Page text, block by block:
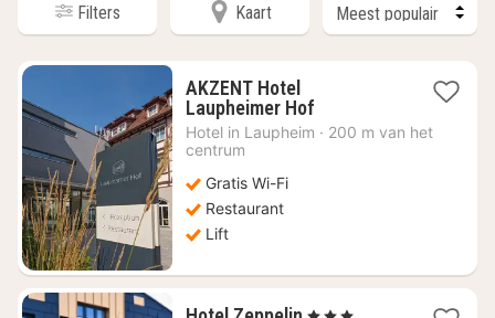
Filters Kaart
AKZENT Hotel
Laupheimer Hof1
nacht
Hotel in Laupheim · 200 m van het
centrum
Gratis Wi-Fi
Restaurant
Lift